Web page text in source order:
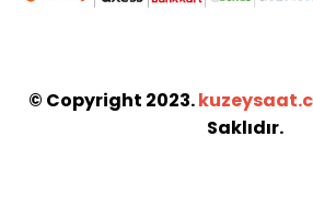
© Copyright 2023.
Saklıdır.